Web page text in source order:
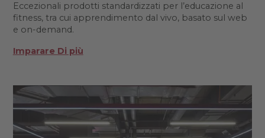
Eccezionali prodotti standardizzati per l’educazione al
fitness, tra cui apprendimento dal vivo, basato sul web
e on-demand.
Imparare Di più